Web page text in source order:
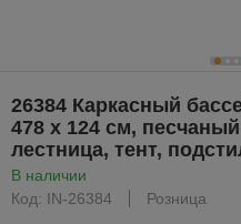
26384 Каркасный
478 х 124 см,
лестница, тент,
В наличии
Код: IN-26384
Розница